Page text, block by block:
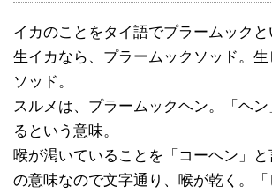
イカのことをタイ語でプラームックと
生イカなら、プラームックソッド。
ソッド。
スルメは、プラームックヘン。「ヘ
るという意味。
喉が渇いていることを「コーヘン」
の意味なので文字通り、喉が乾く。「